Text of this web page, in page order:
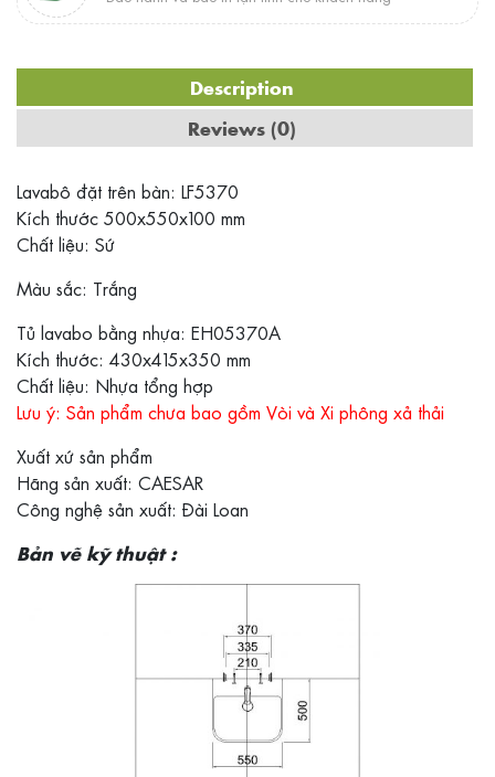
Description
Reviews (0)
Lavabô đặt trên bàn: LF5370
Kích thước 500x550x100 mm
Chất liệu: Sứ
Màu sắc: Trắng
Tủ lavabo bằng nhựa: EH05370A
Kích thước: 430x415x350 mm
Chất liệu: Nhựa tổng hợp
Lưu ý: Sản phẩm chưa bao gồm Vòi và Xi phông xả thải
Xuất xứ sản phẩm
Hãng sản xuất: CAESAR
Công nghệ sản xuất: Đài Loan
Bản vẽ kỹ thuật :